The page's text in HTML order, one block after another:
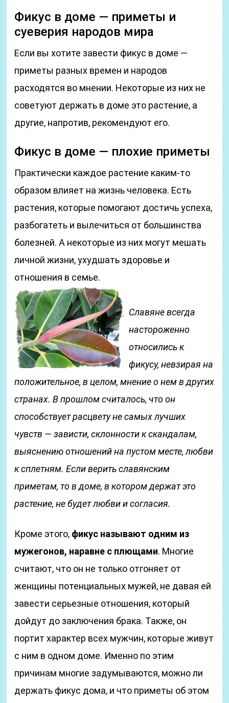
Фикус в доме — приметы и
суеверия народов мира
Если вы хотите завести фикус в доме —
приметы разных времен и народов
расходятся во мнении. Некоторые из них не
советуют держать в доме это растение, а
другие, напротив, рекомендуют его.
Фикус в доме — плохие приметы
Практически каждое растение каким-то
образом влияет на жизнь человека. Есть
растения, которые помогают достичь успеха,
разбогатеть и вылечиться от большинства
болезней. А некоторые из них могут мешать
личной жизни, ухудшать здоровье и
отношения в семье.
Славяне всегда
настороженно
относились к
фикусу, невзирая на
положительное, в целом, мнение о нем в других
странах. В прошлом считалось, что он
способствует расцвету не самых лучших
чувств — зависти, склонности к скандалам,
выяснению отношений на пустом месте, любви
к сплетням. Если верить славянским
приметам, то в доме, в котором держат это
растение, не будет любви и согласия.
Кроме этого, фикус называют одним из
мужегонов, наравне с плющами. Многие
считают, что он не только отгоняет от
женщины потенциальных мужей, не давая ей
завести серьезные отношения, который
дойдут до заключения брака. Также, он
портит характер всех мужчин, которые живут
с ним в одном доме. Именно по этим
причинам многие задумываются, можно ли
держать фикус дома, и что приметы об этом